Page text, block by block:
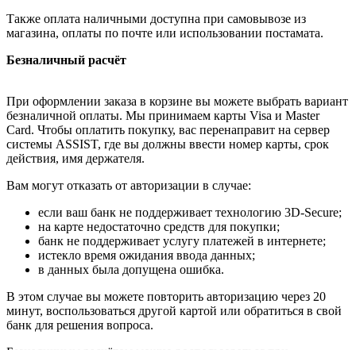
Также оплата наличными доступна при самовывозе из
магазина, оплаты по почте или использовании постамата.
Безналичный расчёт
При оформлении заказа в корзине вы можете выбрать вариант
безналичной оплаты. Мы принимаем карты Visa и Master
Card. Чтобы оплатить покупку, вас перенаправит на сервер
системы ASSIST, где вы должны ввести номер карты, срок
действия, имя держателя.
Вам могут отказать от авторизации в случае:
если ваш банк не поддерживает технологию 3D-Secure;
на карте недостаточно средств для покупки;
банк не поддерживает услугу платежей в интернете;
истекло время ожидания ввода данных;
в данных была допущена ошибка.
В этом случае вы можете повторить авторизацию через 20
минут, воспользоваться другой картой или обратиться в свой
банк для решения вопроса.